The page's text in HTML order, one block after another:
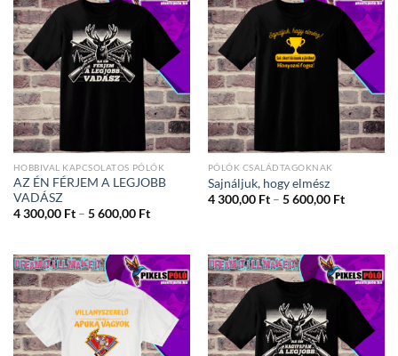
HOBBIVAL KAPCSOLATOS PÓLÓK
AZ ÉN FÉRJEM A LEGJOBB
VADÁSZ
4 300,00 Ft – 5 600,00 FtÁrtartomány:
5
600,00 Ft
PÓLÓK CSALÁDTAGOKNAK
Sajnáljuk, hogy elmész
4 300,00 Ft – 5 600,00 Ft
600,00 Ft